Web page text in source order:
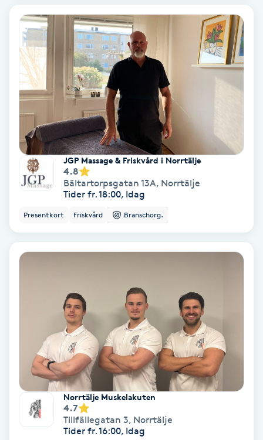
Dermapen
Diamantslipning
Enzympeeling
Extensions
Extensions borttagning
Eyeliner-tatuering
Face framing
Faceliftmassage
Fet hårbotten
Fettreducering
Fibromassage
Fillers
JGP Massage & Friskvård i Norrtälje
4.8
Bältartorpsgatan 13A, Norrtälje
Tider fr. 18:00, Idag
Presentkort Friskvård Branschorg.
Norrtälje Muskelakuten
4.7
Tillfällegatan 3, Norrtälje
Tider fr. 16:00, Idag